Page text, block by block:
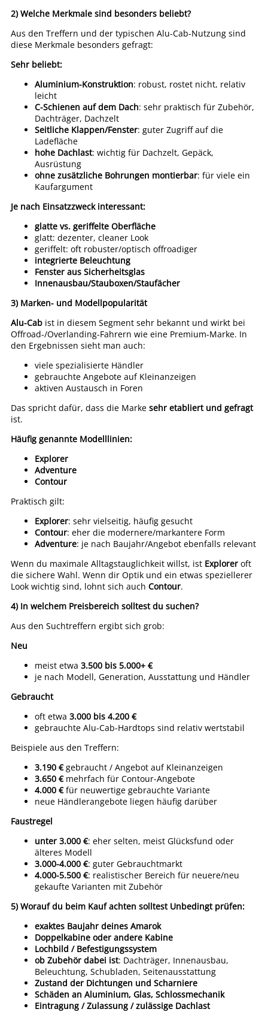
2) Welche Merkmale sind besonders beliebt?
Aus den Treffern und der typischen Alu-Cab-Nutzung sind
diese Merkmale besonders gefragt:
Sehr beliebt:
Aluminium-Konstruktion: robust, rostet nicht, relativ
leicht
C-Schienen auf dem Dach: sehr praktisch für Zubehör,
Dachträger, Dachzelt
Seitliche Klappen/Fenster: guter Zugriff auf die
Ladefläche
hohe Dachlast: wichtig für Dachzelt, Gepäck,
Ausrüstung
ohne zusätzliche Bohrungen montierbar: für viele ein
Kaufargument
Je nach Einsatzzweck interessant:
glatte vs. geriffelte Oberfläche
glatt: dezenter, cleaner Look
geriffelt: oft robuster/optisch offroadiger
integrierte Beleuchtung
Fenster aus Sicherheitsglas
Innenausbau/Stauboxen/Staufächer
3) Marken- und Modellpopularität
Alu-Cab ist in diesem Segment sehr bekannt und wirkt bei
Offroad-/Overlanding-Fahrern wie eine Premium-Marke. In
den Ergebnissen sieht man auch:
viele spezialisierte Händler
gebrauchte Angebote auf Kleinanzeigen
aktiven Austausch in Foren
Das spricht dafür, dass die Marke sehr etabliert und gefragt
ist.
Häufig genannte Modelllinien:
Explorer
Adventure
Contour
Praktisch gilt:
Explorer: sehr vielseitig, häufig gesucht
Contour: eher die modernere/markantere Form
Adventure: je nach Baujahr/Angebot ebenfalls relevant
Wenn du maximale Alltagstauglichkeit willst, ist Explorer oft
die sichere Wahl. Wenn dir Optik und ein etwas speziellerer
Look wichtig sind, lohnt sich auch Contour.
4) In welchem Preisbereich solltest du suchen?
Aus den Suchtreffern ergibt sich grob:
Neu
meist etwa 3.500 bis 5.000+ €
je nach Modell, Generation, Ausstattung und Händler
Gebraucht
oft etwa 3.000 bis 4.200 €
gebrauchte Alu-Cab-Hardtops sind relativ wertstabil
Beispiele aus den Treffern:
3.190 €gebraucht / Angebot auf Kleinanzeigen
3.650 €mehrfach für Contour-Angebote
4.000 €für neuwertige gebrauchte Variante
neue Händlerangebote liegen häufig darüber
Faustregel
unter 3.000 €: eher selten, meist Glücksfund oder
älteres Modell
3.000-4.000 €: guter Gebrauchtmarkt
4.000-5.500 €: realistischer Bereich für neuere/neu
gekaufte Varianten mit Zubehör
5) Worauf du beim Kauf achten solltest Unbedingt prüfen:
exaktes Baujahr deines Amarok
Doppelkabine oder andere Kabine
Lochbild / Befestigungssystem
ob Zubehör dabei ist: Dachträger, Innenausbau,
Beleuchtung, Schubladen, Seitenausstattung
Zustand der Dichtungen und Scharniere
Schäden an Aluminium, Glas, Schlossmechanik
Eintragung / Zulassung / zulässige Dachlast